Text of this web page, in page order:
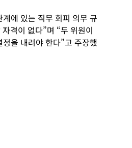
에 있는 직무 회피 의무 규
격이 없다”며 “두 위원이
을 내려야 한다”고 주장했